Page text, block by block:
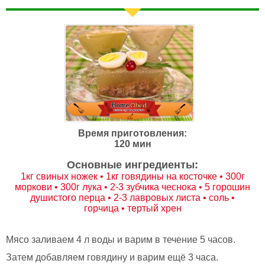
Время приготовления:
120 мин
Основные ингредиенты:
1кг свиных ножек • 1кг говядины на косточке • 300г
моркови • 300г лука • 2-3 зубчика чеснока • 5 горошин
душистого перца • 2-3 лавровых листа • соль •
горчица • тертый хрен
Мясо заливаем 4 л воды и варим в течение 5 часов.
Затем добавляем говядину и варим ещё 3 часа.